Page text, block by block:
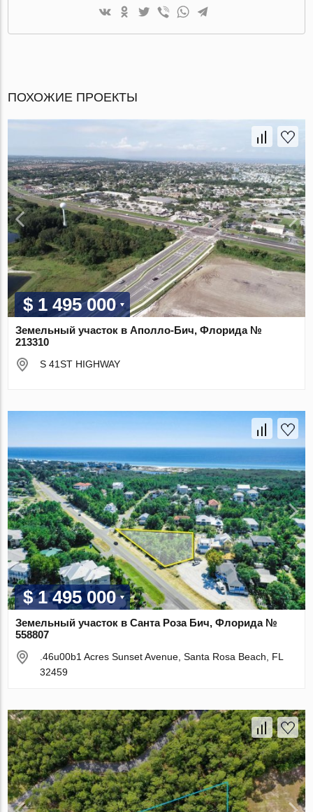
ПОХОЖИЕ ПРОЕКТЫ
$ 1 495 000
Земельный участок в Аполло-Бич, Флорида №
213310
S 41ST HIGHWAY
$ 1 495 000
Земельный участок в Санта Роза Бич, Флорида №
558807
.46u00b1 Acres Sunset Avenue, Santa Rosa Beach, FL
32459